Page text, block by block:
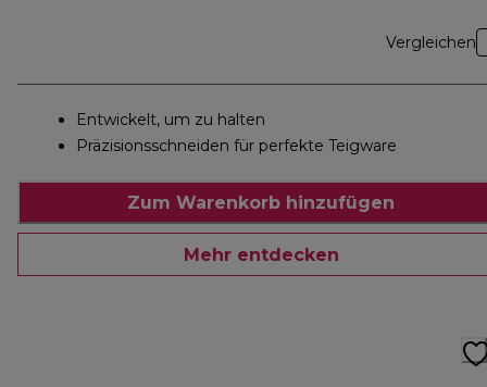
Vergleichen
Entwickelt, um zu halten
Präzisionsschneiden für perfekte Teigware
Zum Warenkorb hinzufügen
Mehr entdecken